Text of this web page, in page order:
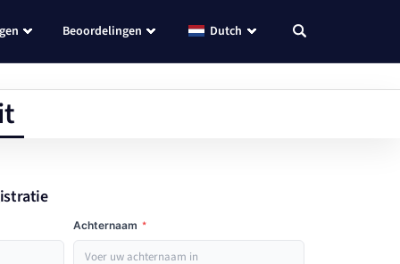
Beoordelingen Dutch
Achternaam *